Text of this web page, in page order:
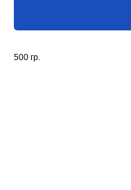
500 гр.